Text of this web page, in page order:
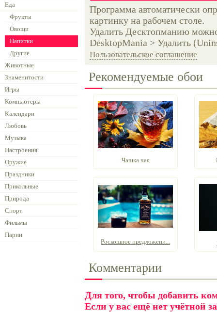
Еда
Фрукты
Овощи
Напитки
Другие
Животные
Знаменитости
Игры
Компьютеры
Календари
Любовь
Музыка
Настроения
Оружие
Праздники
Прикольные
Природа
Спорт
Фильмы
Парни
Программа автоматически
картинку на рабочем столе.
Удалить Десктопманию
DesktopMania > Удалить
Пользовательское соглашение
Рекомендуемые обои
Чашка чая
Роскошное предложени...
Комментарии
Для того, чтобы добавить
Если у вас ещё нет учётной